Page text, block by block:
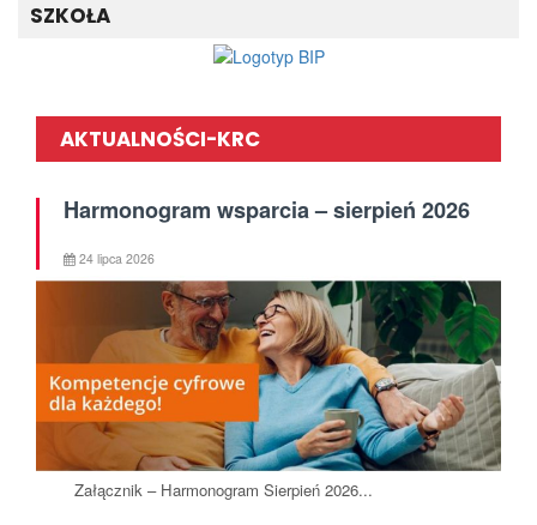
SZKOŁA
AKTUALNOŚCI-KRC
Harmonogram wsparcia – sierpień 2026
24 lipca 2026
Załącznik – Harmonogram Sierpień 2026...